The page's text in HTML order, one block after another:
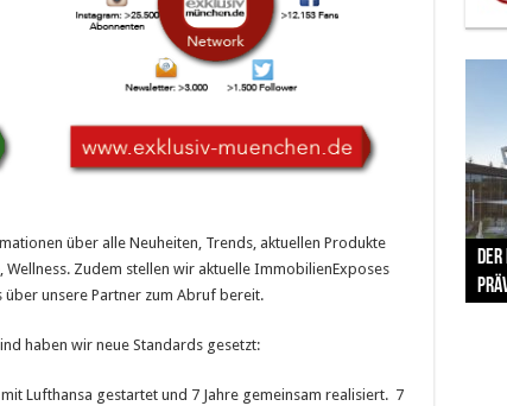
über alle Neuheiten, Trends, aktuellen Produkte
Wellness. Zudem stellen wir aktuelle ImmobilienExposes
unsere Partner zum Abruf bereit.
haben wir neue Standards gesetzt:
Lufthansa gestartet und 7 Jahre gemeinsam realisiert. 7
The